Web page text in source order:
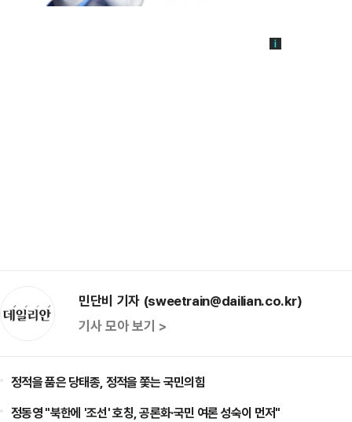
민단비 기자 (sweetrain@dailian.co.kr)
기사 모아 보기 >
정적을 품은 당태종, 정적을 쫓는 국민의힘
정동영 "북한에 '조선' 호칭, 공론화·국민 여론 성숙이 먼저"